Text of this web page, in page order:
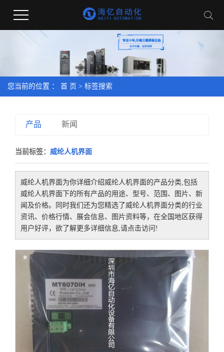
您当前的位置 ： 首 页 > 标签搜索
产品 新闻
当前标签： 威纶人机界面
威纶人机界面为你详细介绍威纶人机界面的产品分类,包括
威纶人机界面 下的所有产品的用途、型号、范围、图片、新
闻及价格。同时我们还为您精选了 威纶人机界面分类的行业
资讯、价格行情、展会信息、图片资料等，在全国地区获得
用户好评，欲了解更多详细信息,请点击访问!